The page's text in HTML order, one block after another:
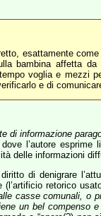
esattamente
bambina affetta
voglia e mezzi
e di
di informazione
l’autore
delle informazioni
di denigrare
(l’artificio retorico
casse comunali, o
un bel compenso